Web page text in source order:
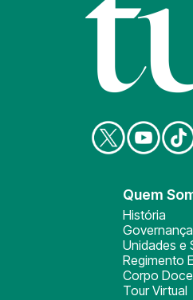
Quem
História
Governança
Unidades e
Regimento
Corpo
Tour Virtual